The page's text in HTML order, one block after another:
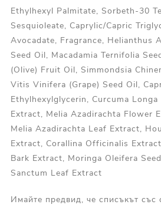
Ethylhexyl Palmitate, Sorbeth-30
Sesquioleate, Caprylic/Capric
Avocadate, Fragrance, Helianthus
Seed Oil, Macadamia Ternifolia
(Olive) Fruit Oil, Simmondsia
Vitis Vinifera (Grape) Seed Oil,
Ethylhexylglycerin, Curcuma
Extract, Melia Azadirachta Flower
Melia Azadirachta Leaf Extract,
Extract, Corallina Officinalis
Bark Extract, Moringa Oleifera
Sanctum Leaf Extract
Имайте предвид, че списъкът със